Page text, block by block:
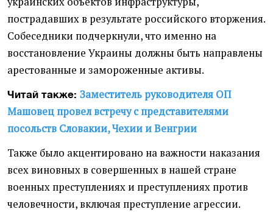
пострадавших в результате российского вторжения.
Собеседники подчеркнули, что именно на
восстановление Украины должны быть направлены
арестованные и замороженные активы.
Читай также: Заместитель руководителя ОП
Машовец провел встречу с представителями
посольств Словакии, Чехии и Венгрии
Также было акцентировано на важности наказания
всех виновных в совершенных в нашей стране
военных преступлениях и преступлениях против
человечности, включая преступление агрессии.